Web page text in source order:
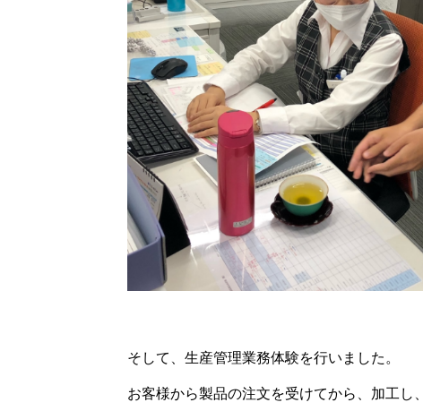
そして、生産管理業務体験を行いました。
お客様から製品の注文を受けてから、加工し